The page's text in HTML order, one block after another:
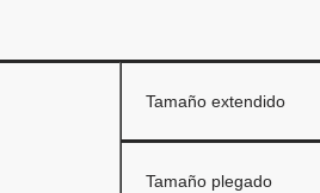
Tamaño extendido
Tamaño plegado